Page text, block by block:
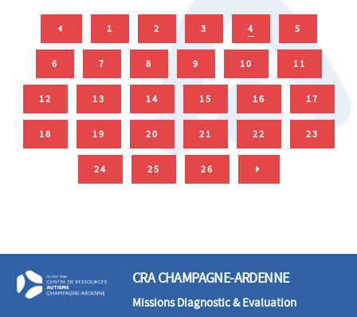
1 2 3 4 5
6 7 8 9 10 11
12 13 14 15 16 17
18 19 20 21 22 23
24 25 26
CRA CHAMPAGNE-ARDENNE
Missions Diagnostic & Evaluation